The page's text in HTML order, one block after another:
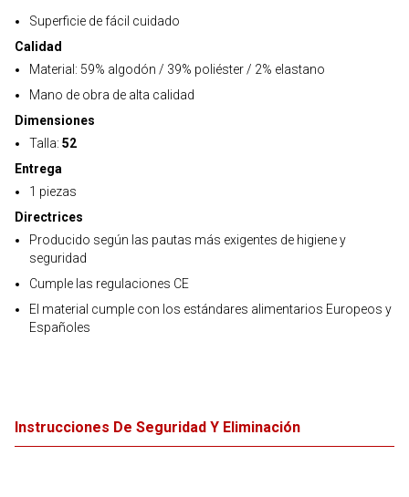
Superficie de fácil cuidado
Calidad
Material: 59% algodón / 39% poliéster / 2% elastano
Mano de obra de alta calidad
Dimensiones
Talla: 52
Entrega
1 piezas
Directrices
Producido según las pautas más exigentes de higiene y
seguridad
Cumple las regulaciones CE
El material cumple con los estándares alimentarios Europeos y
Españoles
Instrucciones De Seguridad Y Eliminación